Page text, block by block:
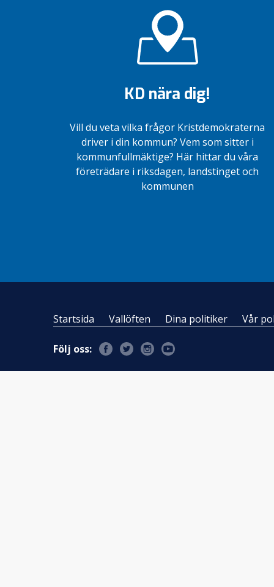
KD nära dig!
Vill du veta vilka frågor Kristdemokraterna
driver i din kommun? Vem som sitter i
kommunfullmäktige? Här hittar du våra
företrädare i riksdagen, landstinget och
kommunen
Startsida Vallöften Dina politiker Vår
Följ oss: